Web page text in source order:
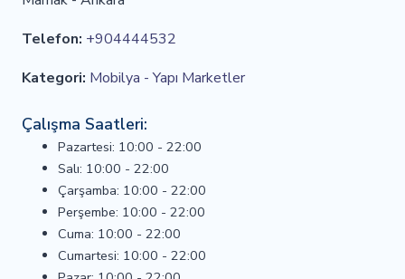
Telefon: +904444532
Kategori: Mobilya - Yapı Marketler
Çalışma Saatleri:
Pazartesi: 10:00 - 22:00
Salı: 10:00 - 22:00
Çarşamba: 10:00 - 22:00
Perşembe: 10:00 - 22:00
Cuma: 10:00 - 22:00
Cumartesi: 10:00 - 22:00